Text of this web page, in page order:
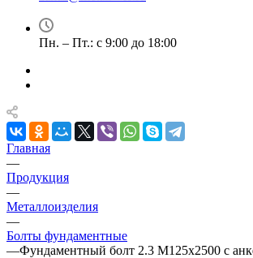
Пн. – Пт.: с 9:00 до 18:00
Главная
—
Продукция
—
Металлоизделия
—
Болты фундаментные
—Фундаментный болт 2.3 М125х2500 с